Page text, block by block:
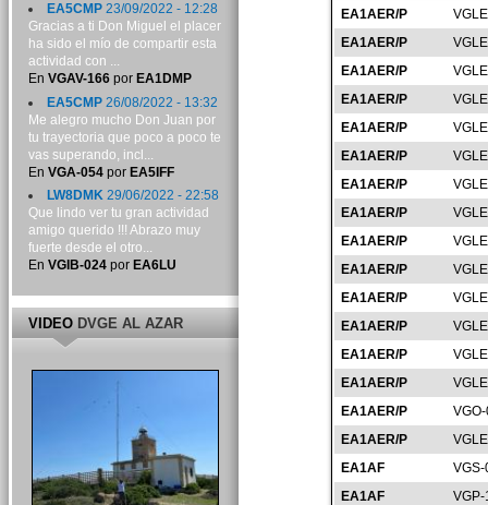
EA1AER/P
EA1AER/P
EA1AER/P
EA1AER/P
EA1AER/P
EA1AER/P
EA1AER/P
EA1AER/P
EA1AER/P
EA1AER/P
EA1AER/P
EA1AER/P
EA1AER/P
EA1AER/P
EA1AER/P
EA1AER/P
EA1AF
EA1AF
EA5CMP23/09/2022 - 12:28
Gracias a ti Don Miguel el placer
ha sido el mío de compartir esta
actividad con ...
En VGAV-166por EA1DMP
EA5CMP26/08/2022 - 13:32
Me alegro mucho Don Juan por
tu trayectoria que poco a poco te
vas superando, incl...
En VGA-054por EA5IFF
LW8DMK29/06/2022 - 22:58
Que lindo ver tu gran actividad
amigo querido !!! Abrazo muy
fuerte desde el otro...
En VGIB-024por EA6LU
VIDEODVGE AL AZAR